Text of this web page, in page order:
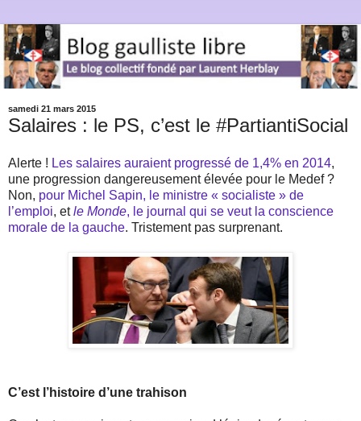
samedi 21 mars 2015
Salaires : le PS, c’est le #PartiantiSocial
Alerte ! Les salaires auraient progressé de 1,4% en 2014,
une progression dangereusement élevée pour le Medef ?
Non, pour Michel Sapin, le ministre « socialiste » de
l’emploi, etle Monde, le journal qui se veut la conscience
morale de la gauche. Tristement pas surprenant.
C’est l’histoire d’une trahison